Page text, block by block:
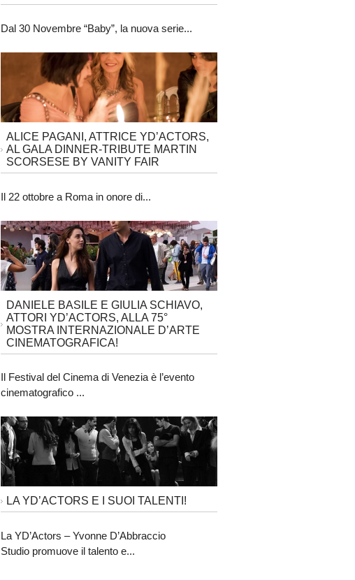
Dal 30 Novembre “Baby”, la nuova serie...
ALICE PAGANI, ATTRICE YD’ACTORS,
AL GALA DINNER-TRIBUTE MARTIN
SCORSESE BY VANITY FAIR
Il 22 ottobre a Roma in onore di...
DANIELE BASILE E GIULIA SCHIAVO,
ATTORI YD’ACTORS, ALLA 75°
MOSTRA INTERNAZIONALE D’ARTE
CINEMATOGRAFICA!
Il Festival del Cinema di Venezia è l’evento
cinematografico ...
LA YD’ACTORS E I SUOI TALENTI!
La YD’Actors – Yvonne D’Abbraccio
Studio promuove il talento e...